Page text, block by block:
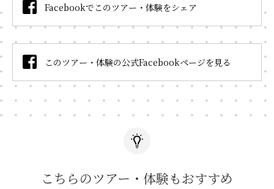
Facebookでこのツアー・体験をシェア
このツアー・体験の公式Facebookページを見る
こちらのツアー・体験もおすすめ